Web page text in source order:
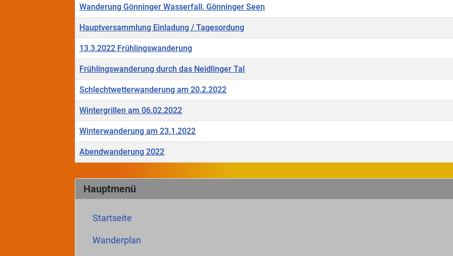
Hauptmenü
Startseite
Wanderplan
Wanderung Gönninger Wasserfall, Gönninger Seen
Hauptversammlung Einladung / Tagesordung
13.3.2022 Frühlingswanderung
Frühlingswanderung durch das Neidlinger Tal
Schlechtwetterwanderung am 20.2.2022
Wintergrillen am 06.02.2022
Winterwanderung am 23.1.2022
Abendwanderung 2022